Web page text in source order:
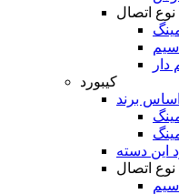
اتصال
کیبورد
برند
این دسته
اتصال
سیم